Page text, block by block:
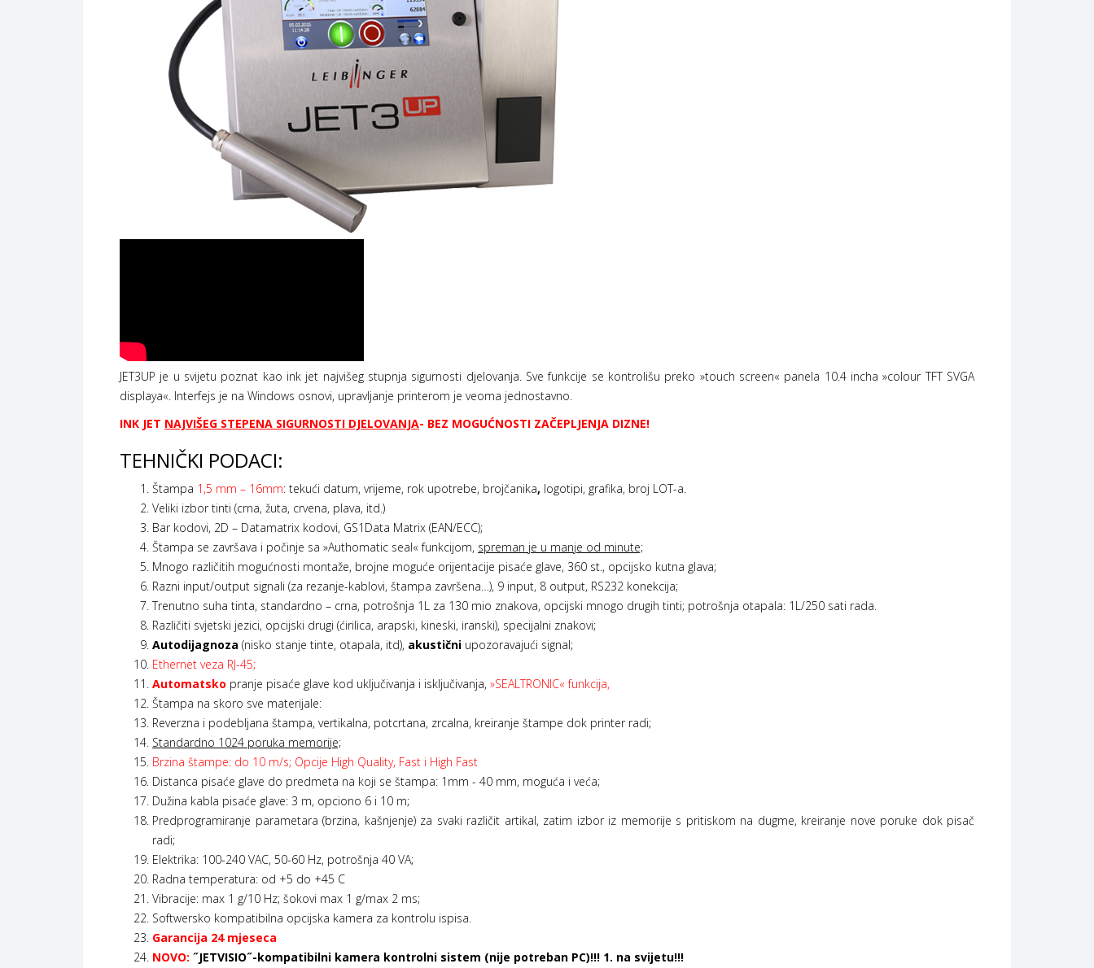
JET3UP je u svijetu poznat kao ink jet najvišeg stupnja sigurnosti djelovanja. Sve funkcije se kontrolišu preko »touch screen« panela 10.4 incha »colour TFT SVGA
displaya«. Interfejs je na Windows osnovi, upravljanje printerom je veoma jednostavno.
INK JET NAJVIŠEG STEPENA SIGURNOSTI DJELOVANJA- BEZ MOGUĆNOSTI ZAČEPLJENJA DIZNE!
TEHNIČKI PODACI:
Štampa 1,5 mm – 16mm: tekući datum, vrijeme, rok upotrebe, brojčanika, logotipi, grafika, broj LOT-a.
Veliki izbor tinti (crna, žuta, crvena, plava, itd.)
Bar kodovi, 2D – Datamatrix kodovi, GS1Data Matrix (EAN/ECC);
Štampa se završava i počinje sa »Authomatic seal« funkcijom, spreman je u manje od minute;
Mnogo različitih mogućnosti montaže, brojne moguće orijentacije pisaće glave, 360 st., opcijsko kutna glava;
Razni input/output signali (za rezanje-kablovi, štampa završena…), 9 input, 8 output, RS232 konekcija;
Trenutno suha tinta, standardno – crna, potrošnja 1L za 130 mio znakova, opcijski mnogo drugih tinti; potrošnja otapala: 1L/250 sati rada.
Različiti svjetski jezici, opcijski drugi (ćirilica, arapski, kineski, iranski), specijalni znakovi;
Autodijagnoza (nisko stanje tinte, otapala, itd), akustični upozoravajući signal;
Ethernet veza RJ-45;
Automatsko pranje pisaće glave kod uključivanja i isključivanja, »SEALTRONIC« funkcija,
Štampa na skoro sve materijale:
Reverzna i podebljana štampa, vertikalna, potcrtana, zrcalna, kreiranje štampe dok printer radi;
Standardno 1024 poruka memorije;
Brzina štampe: do 10 m/s; Opcije High Quality, Fast i High Fast
Distanca pisaće glave do predmeta na koji se štampa: 1mm - 40 mm, moguća i veća;
Dužina kabla pisaće glave: 3 m, opciono 6 i 10 m;
Predprogramiranje parametara (brzina, kašnjenje) za svaki različit artikal, zatim izbor iz memorije s pritiskom na dugme, kreiranje nove poruke dok pisač
radi;
Elektrika: 100-240 VAC, 50-60 Hz, potrošnja 40 VA;
Radna temperatura: od +5 do +45 C
Vibracije: max 1 g/10 Hz; šokovi max 1 g/max 2 ms;
Softwersko kompatibilna opcijska kamera za kontrolu ispisa.
Garancija 24 mjeseca
NOVO: ˝JETVISIO˝-kompatibilni kamera kontrolni sistem (nije potreban PC)!!! 1. na svijetu!!!